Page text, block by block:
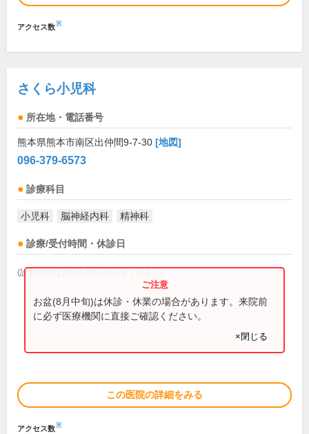
アクセス数※
さくら小児科
所在地・電話番号
熊本県熊本市南区出仲間9-7-30 [地図]
096-379-6573
診療科目
小児科 脳神経内科 精神科
診療/受付時間・休診日
(診療時間は直接お問い合わせください)
お盆(8月中旬)は休診・休業の場合があります。来院前
に必ず医療機関に直接ご確認ください。
×閉じる
この医院の詳細をみる
アクセス数※